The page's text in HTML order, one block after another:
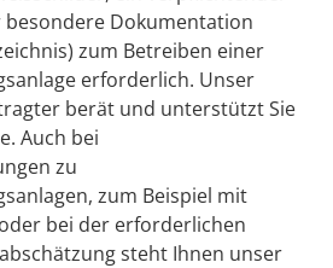
besondere Dokumentation
zum Betreiben einer
erforderlich. Unser
berät und unterstützt Sie
Auch bei
zu
zum Beispiel mit
bei der erforderlichen
steht Ihnen unser